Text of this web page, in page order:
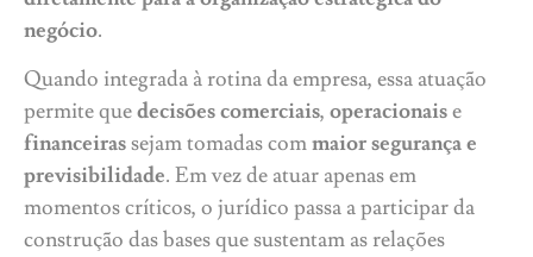
negócio.
Quando integrada à rotina da empresa, essa atuação
permite quedecisões comerciais, operacionaise
financeirassejam tomadas commaior segurança e
previsibilidade. Em vez de atuar apenas em
momentos críticos, o jurídico passa a participar da
construção das bases que sustentam as relações